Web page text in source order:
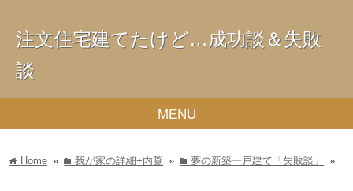
注文住宅建てたけど…成功談＆失敗
談
MENU
home Home » folder我が家の詳細+内覧 » folder夢の新築一戸建て「失敗談」 »